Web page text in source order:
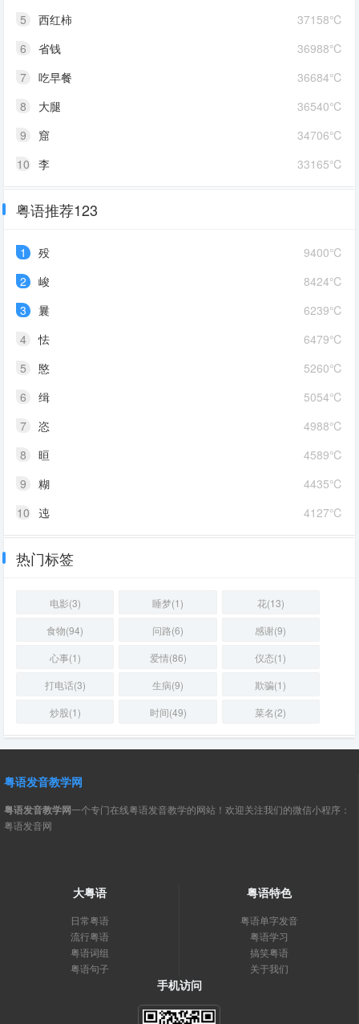
37158℃
5
西红柿
36988℃
6
省钱
36684℃
7
吃早餐
36540℃
8
大腿
34706℃
9
窟
33165℃
10 李
粤语推荐123
9400℃
1
殁
8424℃
2
峻
6239℃
3
曩
6479℃
4
怯
5260℃
5
愍
5054℃
6
缉
4988℃
7
恣
4589℃
8
晅
4435℃
9
糊
4127℃
10 迍
热门标签
电影(3) 睡梦(1)
花(13)
食物(94)
问路(6)
感谢(9)
心事(1)
爱情(86)
仪态(1)
打电话(3)
生病(9)
欺骗(1)
炒股(1)
时间(49) 菜名(2)
粤语发音教学网
粤语发音教学网一个专门在线粤语发音教学的网站！欢迎关注我们的微信小程序：
粤语发音网
大粤语
日常粤语
流行粤语
粤语词组
粤语句子
粤语特色
粤语单字发音
粤语学习
搞笑粤语
关于我们
手机访问